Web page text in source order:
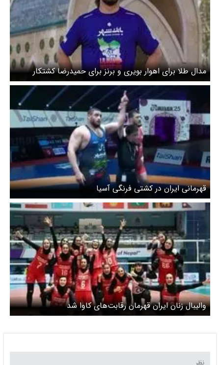
مدال طلا برای اهوار بویری و برنز برای حمیدرضا کشتکار
قهرمانی ایران در کشتی فرنگی آسیا
والیبال زنان ایران قهرمان رقابت‌های کاوا شد